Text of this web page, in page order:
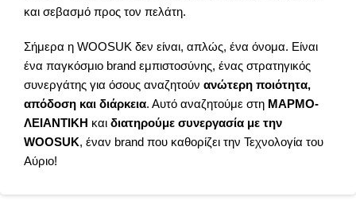
και σεβασμό προς τον πελάτη.
Σήμερα η WOOSUK δεν είναι, απλώς, ένα όνομα. Είναι
ένα παγκόσμιο brand εμπιστοσύνης, ένας στρατηγικός
συνεργάτης για όσους αναζητούν ανώτερη ποιότητα,
απόδοση και διάρκεια. Αυτό αναζητούμε στη ΜΑΡΜΟ-
ΛΕΙΑΝΤΙΚΗ και διατηρούμε συνεργασία με την
WOOSUK, έναν brand που καθορίζει την Τεχνολογία του
Αύριο!